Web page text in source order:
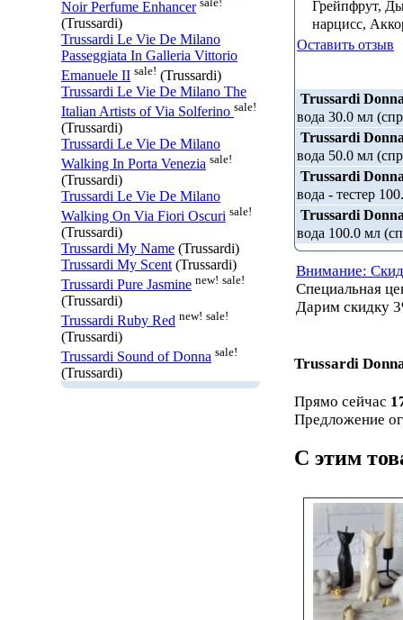
Noir Perfume Enhancer
(Trussardi)
Trussardi Le Vie De Milano
Passeggiata In Galleria Vittorio
Emanuele II sale! (Trussardi)
Trussardi Le Vie De Milano The
Italian Artists of Via Solferino sale!
(Trussardi)
Trussardi Le Vie De Milano
Walking In Porta Venezia sale!
(Trussardi)
Trussardi Le Vie De Milano
Walking On Via Fiori Oscuri sale!
(Trussardi)
Trussardi My Name (Trussardi)
Trussardi My Scent (Trussardi)
Trussardi Pure Jasmine new! sale!
(Trussardi)
Trussardi Ruby Red new! sale!
(Trussardi)
Trussardi Sound of Donna sale!
(Trussardi)
Грейпфрут,
нарцисс,
Оставить отзыв
Trussardi
вода 30.0 мл
Trussardi
вода 50.0 мл
Trussardi
вода - тестер
Trussardi
вода 100.0 мл
Внимание:
Специальная
Дарим скидку
Trussardi
Прямо сейчас
Предложение
С этим